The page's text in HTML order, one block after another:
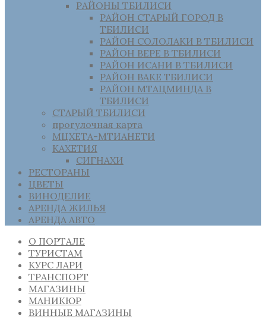
РАЙОНЫ ТБИЛИСИ
РАЙОН СТАРЫЙ ГОРОД В
ТБИЛИСИ
РАЙОН СОЛОЛАКИ В ТБИЛИСИ
РАЙОН ВЕРЕ В ТБИЛИСИ
РАЙОН ИСАНИ В ТБИЛИСИ
РАЙОН ВАКЕ ТБИЛИСИ
РАЙОН МТАЦМИНДА В
ТБИЛИСИ
СТАРЫЙ ТБИЛИСИ
прогулочная карта
МЦХЕТА-МТИАНЕТИ
КАХЕТИЯ
СИГНАХИ
РЕСТОРАНЫ
ЦВЕТЫ
ВИНОДЕЛИЕ
АРЕНДА ЖИЛЬЯ
АРЕНДА АВТО
О ПОРТАЛЕ
ТУРИСТАМ
КУРС ЛАРИ
ТРАНСПОРТ
МАГАЗИНЫ
МАНИКЮР
ВИННЫЕ МАГАЗИНЫ